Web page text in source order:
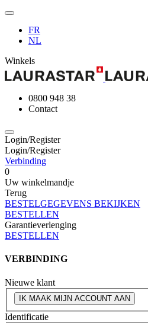
FR
NL
Winkels
0800 948 38
Contact
Login/Register
Login/Register
Verbinding
0
Uw winkelmandje
Terug
BESTELGEGEVENS BEKIJKEN
BESTELLEN
Garantieverlenging
BESTELLEN
VERBINDING
Nieuwe klant
IK MAAK MIJN ACCOUNT AAN
Identificatie